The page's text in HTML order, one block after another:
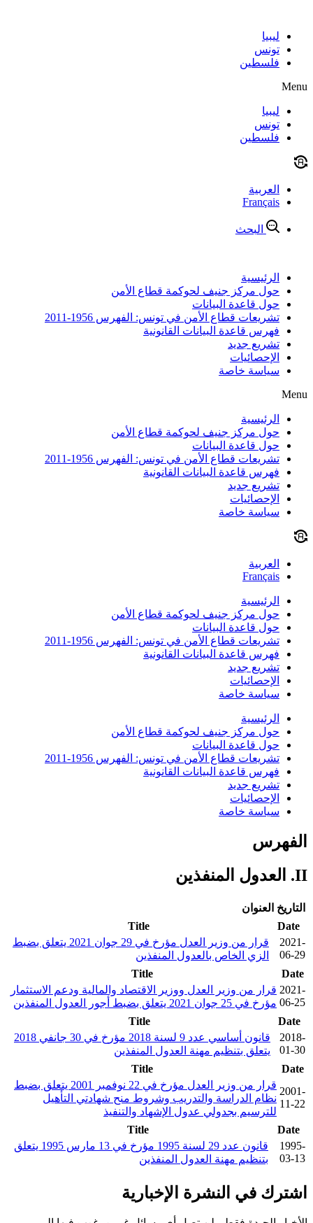
contentليبيا
تونس
فلسطين
Menu
ليبيا
تونس
فلسطين
العربية
Français
البحث
الرئيسية
حول مركز جنيف لحوكمة قطاع الأمن
حول قاعدة البيانات
تشريعات قطاع الأمن في تونس: الفهرس 1956-2011
فهرس قاعدة البيانات القانونية
تشريع جديد
الإحصائيات
سياسة خاصة
Menu
الرئيسية
حول مركز جنيف لحوكمة قطاع الأمن
حول قاعدة البيانات
تشريعات قطاع الأمن في تونس: الفهرس 1956-2011
فهرس قاعدة البيانات القانونية
تشريع جديد
الإحصائيات
سياسة خاصة
العربية
Français
الرئيسية
حول مركز جنيف لحوكمة قطاع الأمن
حول قاعدة البيانات
تشريعات قطاع الأمن في تونس: الفهرس 1956-2011
فهرس قاعدة البيانات القانونية
تشريع جديد
الإحصائيات
سياسة خاصة
الرئيسية
حول مركز جنيف لحوكمة قطاع الأمن
حول قاعدة البيانات
تشريعات قطاع الأمن في تونس: الفهرس 1956-2011
فهرس قاعدة البيانات القانونية
تشريع جديد
الإحصائيات
سياسة خاصة
الفهرس
II. العدول المنفذين
التاريخ العنوان
Date
Title
2021-
06-29
قرار من وزير العدل مؤرخ في 29 جوان 2021 يتعلق بضبط
الزي الخاص بالعدول المنفذين
Date
Title
2021-
06-25
قرار من وزير العدل ووزير الاقتصاد والمالية ودعم الاستثمار
مؤرخ في 25 جوان 2021 يتعلق بضبط أجور العدول المنفذين
Date
Title
2018-
01-30
قانون أساسي عدد 9 لسنة 2018 مؤرخ في 30 جانفي 2018
يتعلق بتنظيم مهنة العدول المنفذين
Date
Title
2001-
11-22
قرار من وزير العدل مؤرخ في 22 نوفمبر 2001 يتعلق بضبط
نظام الدراسة والتدريب وشروط منح شهادتي التأهيل
للترسيم بجدولي عدول الإشهاد والتنفيذ
Date
Title
1995-
03-13
قانون عدد 29 لسنة 1995 مؤرخ في 13 مارس 1995 يتعلق
بتنظيم مهنة العدول المنفذين
اشترك في النشرة الإخبارية